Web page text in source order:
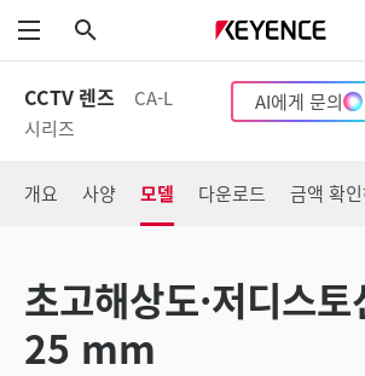
메뉴
CCTV 렌즈
CA-L
시리즈
AI에게 문의
개요 사양 모델 다운로드 금액 확
초고해상도·저디스
25 mm